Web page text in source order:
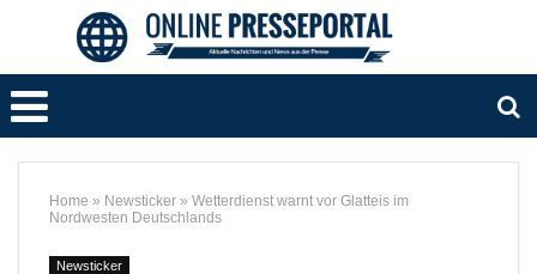
Home » Newsticker » Wetterdienst warnt vor Glatteis im
Nordwesten Deutschlands
Newsticker